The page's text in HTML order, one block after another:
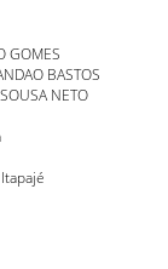
GOMES
BASTOS
NETO